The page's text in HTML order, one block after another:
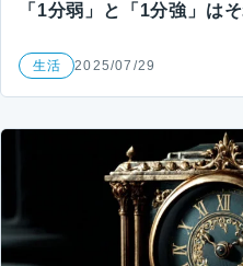
「1分弱」と「1分強」は
生活 2025/07/29